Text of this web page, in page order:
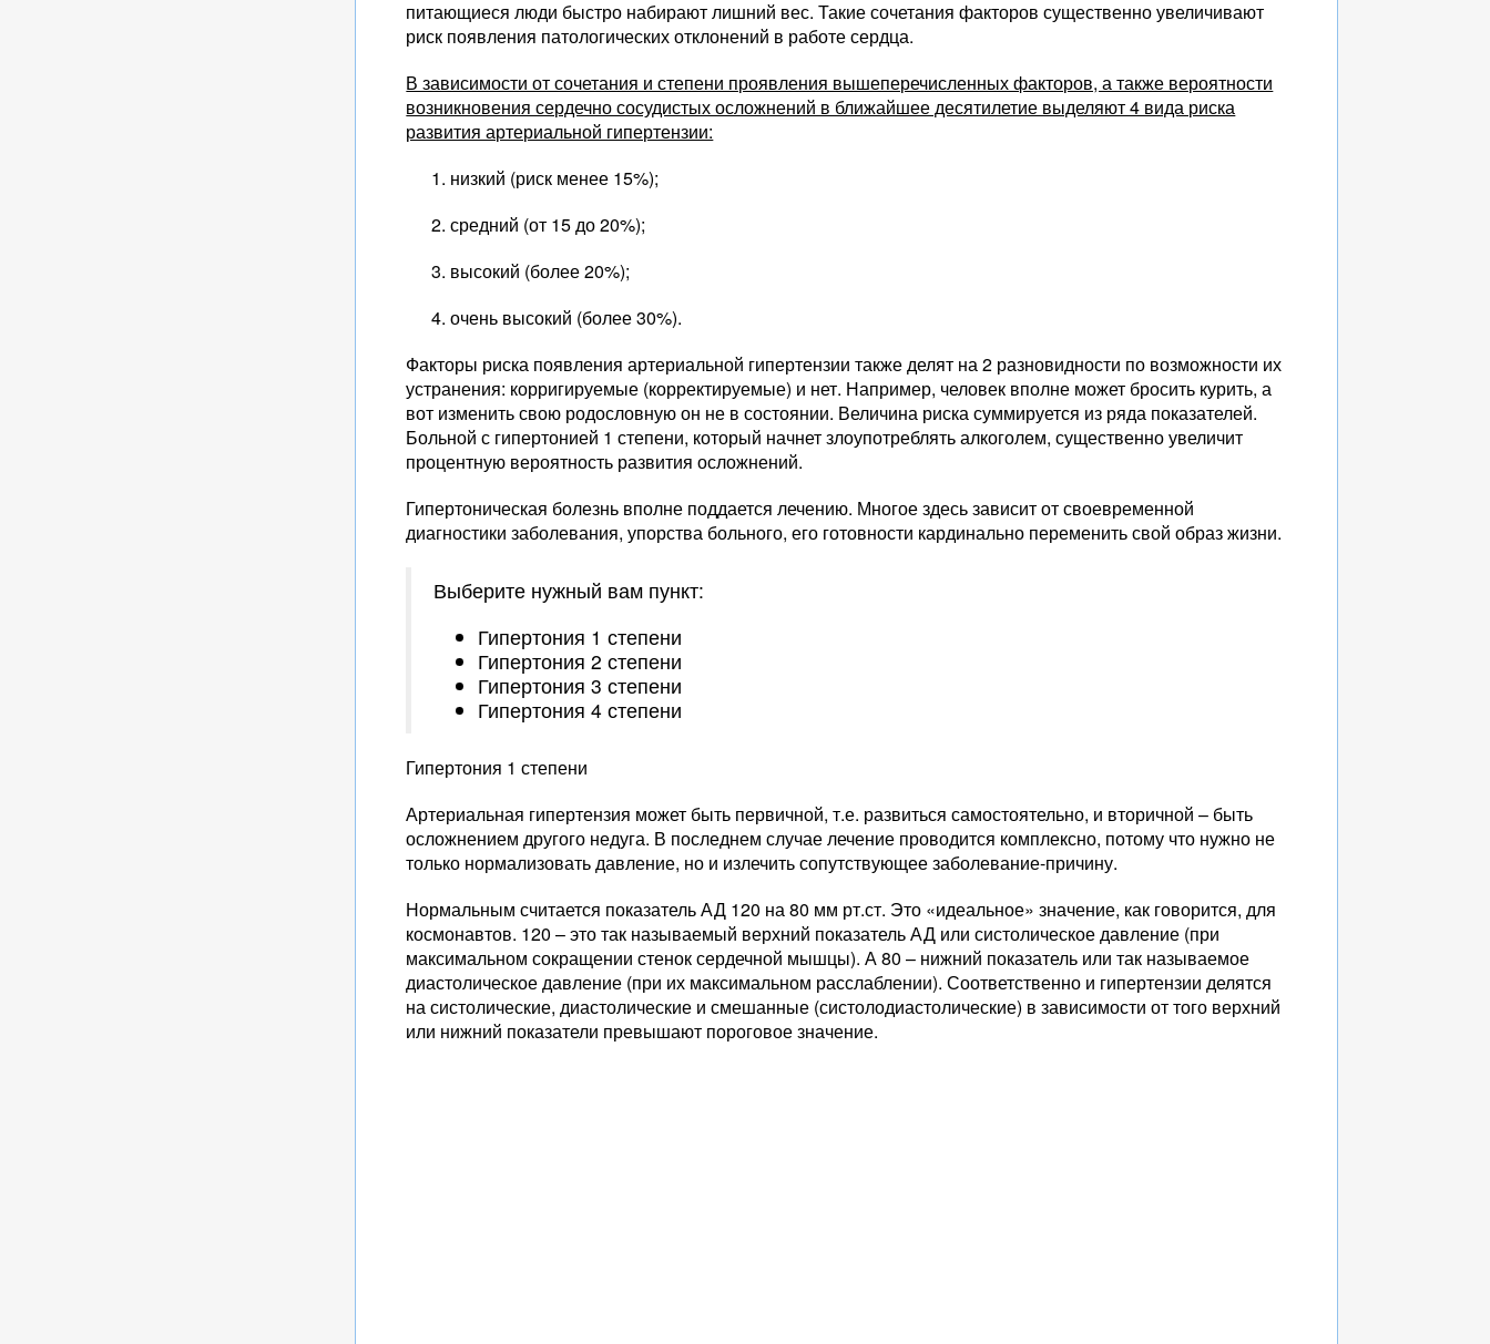
питающиеся люди быстро набирают лишний вес. Такие сочетания факторов существенно увеличивают
риск появления патологических отклонений в работе сердца.
В зависимости от сочетания и степени проявления вышеперечисленных факторов, а также вероятности
возникновения сердечно сосудистых осложнений в ближайшее десятилетие выделяют 4 вида риска
развития артериальной гипертензии:
низкий (риск менее 15%);
средний (от 15 до 20%);
высокий (более 20%);
очень высокий (более 30%).
Факторы риска появления артериальной гипертензии также делят на 2 разновидности по возможности их
устранения: корригируемые (корректируемые) и нет. Например, человек вполне может бросить курить, а
вот изменить свою родословную он не в состоянии. Величина риска суммируется из ряда показателей.
Больной с гипертонией 1 степени, который начнет злоупотреблять алкоголем, существенно увеличит
процентную вероятность развития осложнений.
Гипертоническая болезнь вполне поддается лечению. Многое здесь зависит от своевременной
диагностики заболевания, упорства больного, его готовности кардинально переменить свой образ жизни.
Выберите нужный вам пункт:
Гипертония 1 степени
Гипертония 2 степени
Гипертония 3 степени
Гипертония 4 степени
Гипертония 1 степени
Артериальная гипертензия может быть первичной, т.е. развиться самостоятельно, и вторичной – быть
осложнением другого недуга. В последнем случае лечение проводится комплексно, потому что нужно не
только нормализовать давление, но и излечить сопутствующее заболевание-причину.
Нормальным считается показатель АД 120 на 80 мм рт.ст. Это «идеальное» значение, как говорится, для
космонавтов. 120 – это так называемый верхний показатель АД или систолическое давление (при
максимальном сокращении стенок сердечной мышцы). А 80 – нижний показатель или так называемое
диастолическое давление (при их максимальном расслаблении). Соответственно и гипертензии делятся
на систолические, диастолические и смешанные (систолодиастолические) в зависимости от того верхний
или нижний показатели превышают пороговое значение.